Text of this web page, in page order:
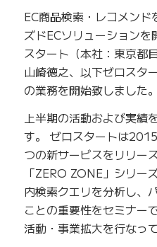
EC商品検索・レコメン
ズドECソリューション
スタート（本社：東京都
山崎徳之、以下ゼロスタ
の業務を開始致しました。
上半期の活動および実績
す。 ゼロスタートは
つの新サービスをリリー
「ZERO ZONE」シリー
内検索クエリを分析し、
ことの重要性をセミナー
活動・事業拡大を行なっ